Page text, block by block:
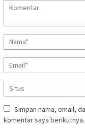
Simpan nama, email,
komentar saya berikutnya.